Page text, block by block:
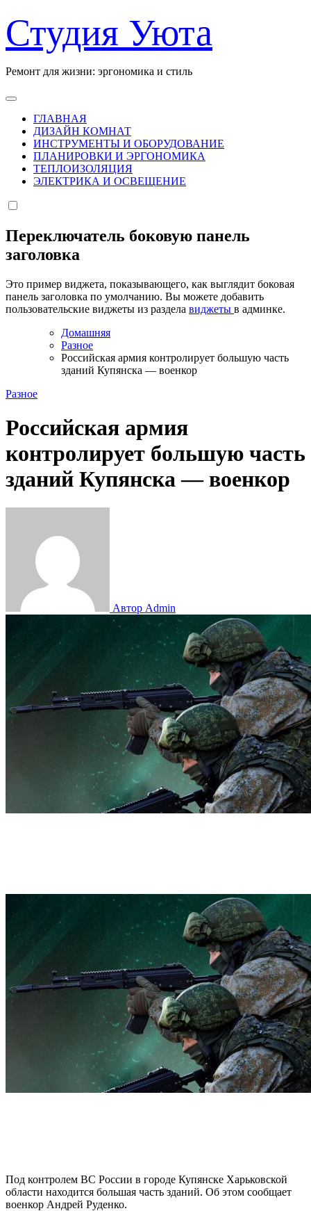
к
содержанию
Студия Уюта
Ремонт для жизни: эргономика и стиль
ГЛАВНАЯ
ДИЗАЙН КОМНАТ
ИНСТРУМЕНТЫ И ОБОРУДОВАНИЕ
ПЛАНИРОВКИ И ЭРГОНОМИКА
ТЕПЛОИЗОЛЯЦИЯ
ЭЛЕКТРИКА И ОСВЕЩЕНИЕ
Переключатель боковую панель
заголовка
Это пример виджета, показывающего, как выглядит боковая
панель заголовка по умолчанию. Вы можете добавить
пользовательские виджеты из раздела виджеты в админке.
Домашняя
Разное
Российская армия контролирует большую часть
зданий Купянска — военкор
Разное
Российская армия
контролирует большую часть
зданий Купянска — военкор
Автор Admin
Под контролем ВС России в городе Купянске Харьковской
области находится большая часть зданий. Об этом сообщает
военкор Андрей Руденко.